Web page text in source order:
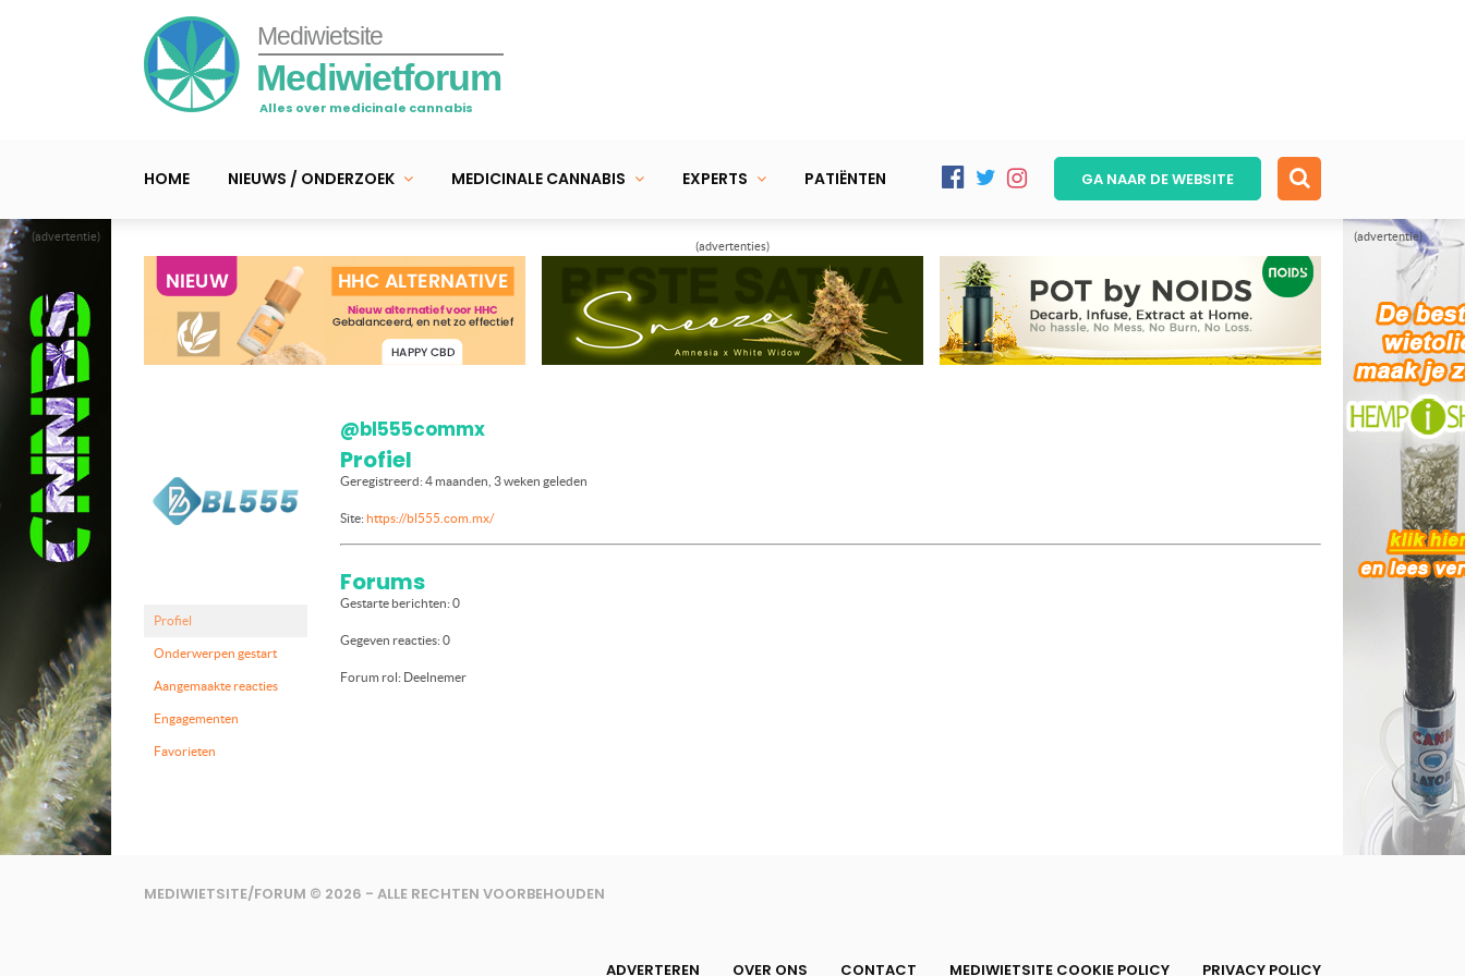
(advertentie) (advertentie)
Mediwietsite
Mediwietforum
Alles over medicinale cannabis
HOME NIEUWS / ONDERZOEK MEDICINALE CANNABIS EXPERTS PATIËNTEN GA NAAR DEWEBSITE
(advertenties)
Profiel
Onderwerpen gestart
Aangemaakte reacties
Engagementen
Favorieten
@bl555commx
Profiel
Geregistreerd: 4 maanden, 3 weken geleden
Site: https://bl555.com.mx/
Forums
Gestarte berichten: 0
Gegeven reacties: 0
Forum rol: Deelnemer
MEDIWIETSITE/FORUM © 2026 - ALLE RECHTEN VOORBEHOUDEN
ADVERTEREN OVER ONS CONTACT MEDIWIETSITE COOKIE POLICY PRIVACY POLICY